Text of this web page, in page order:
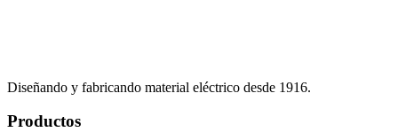
Diseñando y fabricando material eléctrico desde 1916.
Productos